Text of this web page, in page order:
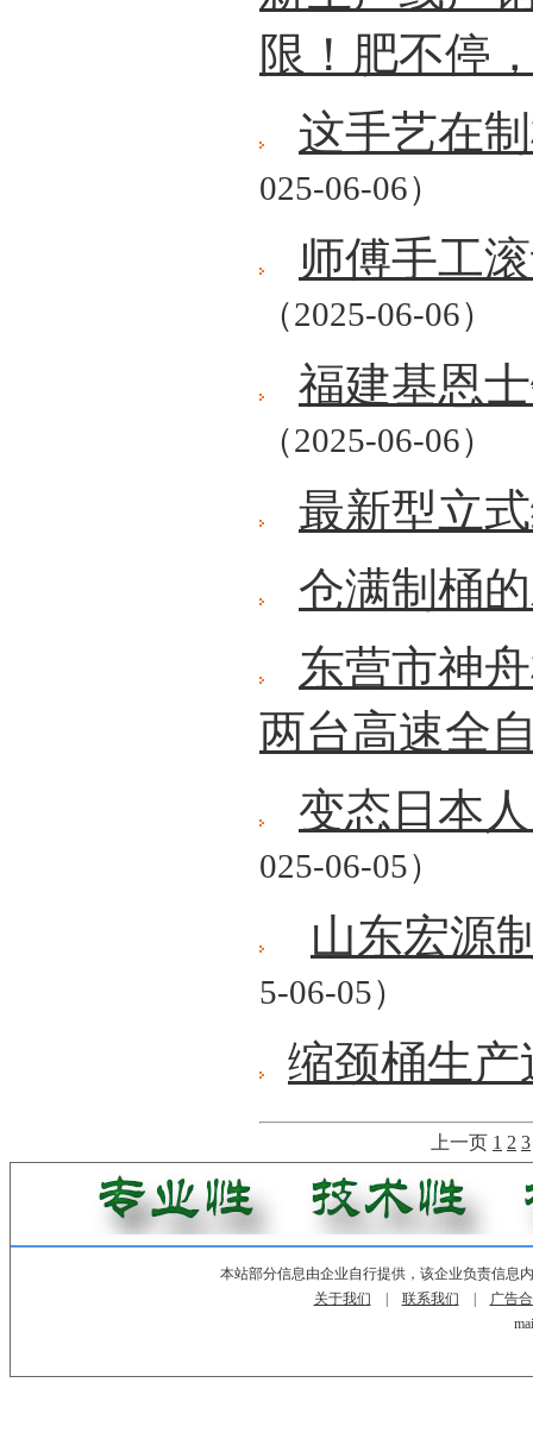
限！肥不停
这手艺在
025-06-06）
师傅手工
（2025-06-06）
福建基恩
（2025-06-06）
最新型立
仓满制桶
东营市神
两台高速全
变态日本
025-06-05）
山东宏源
5-06-05）
缩颈桶生
上一页 1 2 3
本站部分信息由企业自行提供，该企业负责信息
关于我们
联系我们
广告